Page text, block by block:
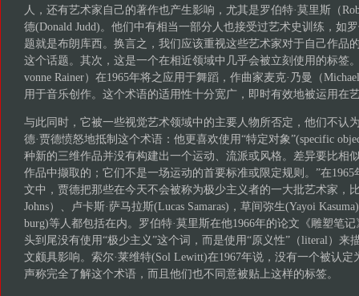
人，还有艺术家自己的著作也产生影响，尤其是罗伯特·莫里斯（
德(Donald Judd)。他们中有相当一部分人也接受过艺术史训练，如
题就是布朗库西。换言之，我们应该重视这些艺术家对于自己作品
这个话题。其次，这是一个在相近领域中几乎会被立刻使用的标签
vonne Rainer）在1965年将之应用于舞蹈，作曲家麦克·乃曼（
用于音乐创作。这个术语的适用性十分宽广，即时有效地被运用在
与此同时，它被一些视觉艺术领域中的主要人物所否定，他们不认
德·贾德愤怒地抵制这个术语：他更喜欢使用“特定对象”(specific
种新的三维作品并没有构建出一个运动、流派或风格。差异要比相
作品中撷取的；它们不是一场运动的首要标准或限定规则。”在
文中，贾德把那些在今天不会被称为极少主义者的一大批艺术家，
Johns）、卢卡斯·萨马拉斯(Lucas Samaras)，草间弥生(Yayoi
burg)等人都包括在内。罗伯特·莫里斯在他1966年的论文《雕塑笔记
头到尾没有使用“极少主义”这个词，而是使用“原义性”（literal）来
文颇具影响。索尔·莱维特(Sol Lewitt)在1967年说，没有一个被认
声称完全了解这个术语，而且他们也不同意被贴上这样的标签。